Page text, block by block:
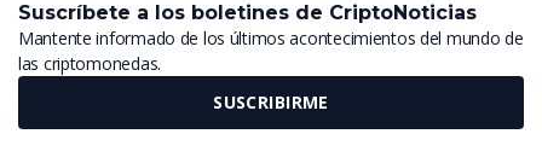
Suscríbete a los boletines de CriptoNoticias
Mantente informado de los últimos acontecimientos del mundo de
las criptomonedas.
SUSCRIBIRME